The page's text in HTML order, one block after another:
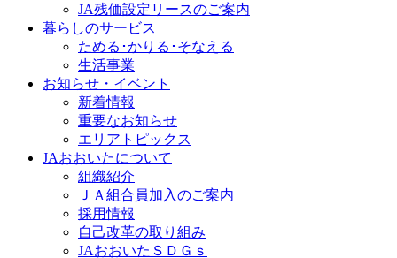
JA残価設定リースのご案内
暮らしのサービス
ためる･かりる･そなえる
生活事業
お知らせ・イベント
新着情報
重要なお知らせ
エリアトピックス
JAおおいたについて
組織紹介
ＪＡ組合員加入のご案内
採用情報
自己改革の取り組み
JAおおいたＳＤＧｓ